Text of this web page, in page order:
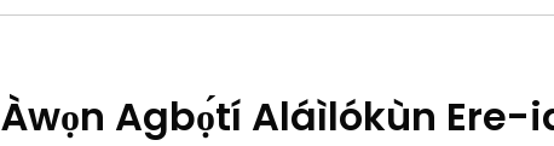
Àwọn Agbọ́tí Aláìlókùn Ere-